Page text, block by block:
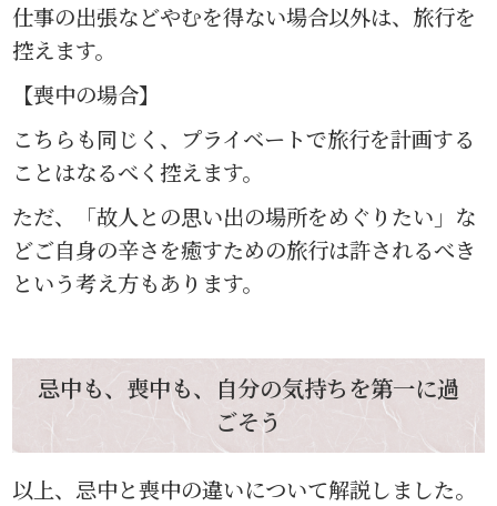
仕事の出張などやむを得ない場合以外は、旅行を
控えます。
【喪中の場合】
こちらも同じく、プライベートで旅行を計画する
ことはなるべく控えます。
ただ、「故人との思い出の場所をめぐりたい」な
どご自身の辛さを癒すための旅行は許されるべき
という考え方もあります。
忌中も、喪中も、自分の気持ちを第一に過
ごそう
以上、忌中と喪中の違いについて解説しました。